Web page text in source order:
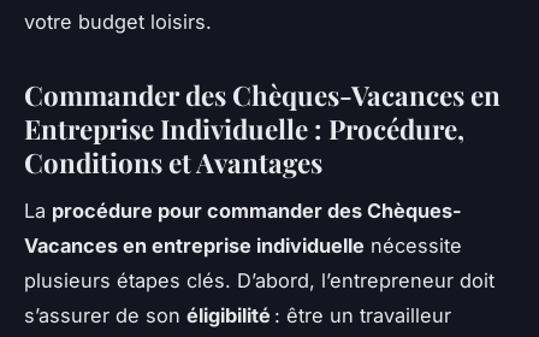
votre budget loisirs.
Commander des Chèques-Vacances en
Entreprise Individuelle : Procédure,
Conditions et Avantages
La procédure pour commander des Chèques-
Vacances en entreprise individuelle nécessite
plusieurs étapes clés. D’abord, l’entrepreneur doit
s’assurer de son éligibilité : être un travailleur